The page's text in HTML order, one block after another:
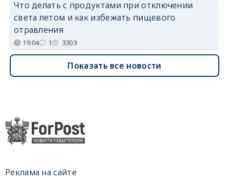
Что делать с продуктами при отключении
света летом и как избежать пищевого
отравления
19:04 1 3303
Показать все новости
Реклама на сайте